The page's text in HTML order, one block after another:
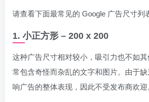
请查看下面最常见的 Google 广告尺寸列
1. 小正方形 – 200 x 200
这种广告尺寸相对较小，吸引力也不如
常包含奇怪而杂乱的文字和图片。由于
响广告的整体表现，因此不受发布商欢迎